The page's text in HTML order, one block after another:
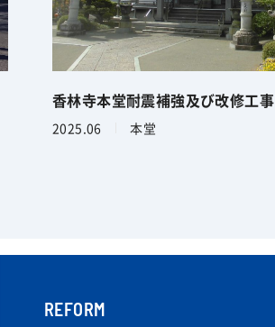
香林寺本堂耐震補強及び改修工事
2025.06 本堂
REFORM